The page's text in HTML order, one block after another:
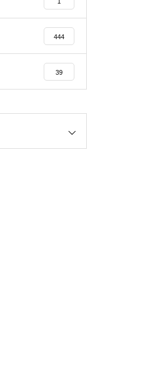
444
39